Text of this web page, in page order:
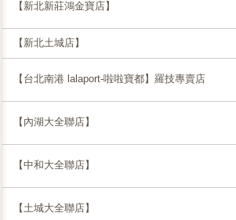
【新北新莊鴻金寶店】
【新北土城店】
【台北南港 lalaport-啦啦寶都】羅技專賣店
【內湖大全聯店】
【中和大全聯店】
【土城大全聯店】